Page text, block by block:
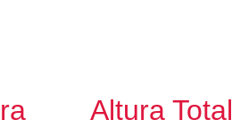
Altura Total